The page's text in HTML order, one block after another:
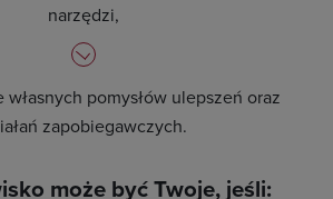
narzędzi,
pomysłów ulepszeń oraz
zapobiegawczych.
może być Twoje, jeśli: